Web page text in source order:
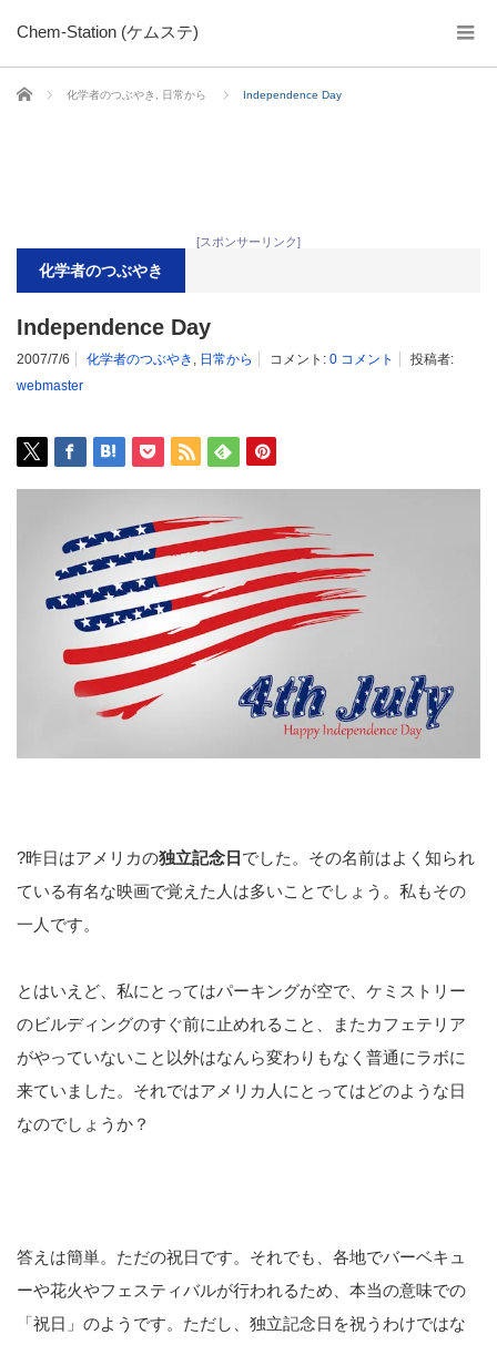
Chem-Station (ケムステ)
ホーム 化学者のつぶやき 日常から Independence Day
[スポンサーリンク]
化学者のつぶやき
Independence Day
2007/7/6 化学者のつぶやき , 日常から コメント: 0 コメント
投稿者:
webmaster
?昨日はアメリカの独立記念日 でした。その名前はよく知られ
ている有名な映画で覚えた人は多いことでしょう。私もその
一人です。
とはいえど、私にとってはパーキングが空で、ケミストリー
のビルディングのすぐ前に止めれること、またカフェテリア
がやっていないこと以外はなんら変わりもなく普通にラボに
来ていました。それではアメリカ人にとってはどのような日
なのでしょうか？
答えは簡単。ただの祝日です。それでも、各地でバーベキュ
ーや花火やフェスティバルが行われるため、本当の意味での
「祝日」のようです。ただし、独立記念日を祝うわけではな